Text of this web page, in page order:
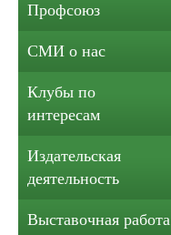
Профсоюз
СМИ о нас
Клубы по
интересам
Издательская
деятельность
Выставочная работа